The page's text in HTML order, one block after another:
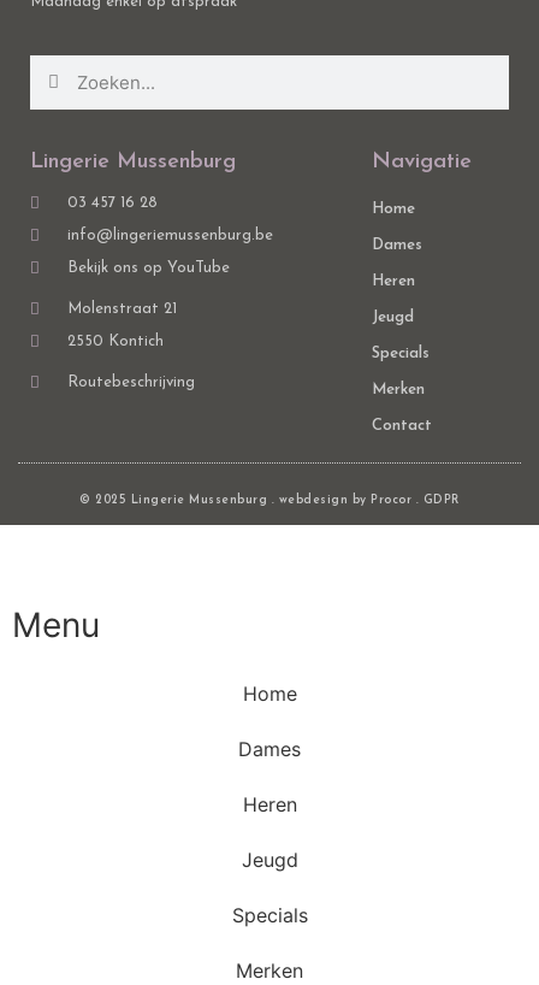
Navigatie
Home
Dames
Heren
Jeugd
Specials
Merken
Contact
Lingerie Mussenburg
03 457 16 28
info@lingeriemussenburg.be
Bekijk ons op YouTube
Molenstraat 21
2550 Kontich
Routebeschrijving
© 2025 Lingerie Mussenburg . webdesign by Procor . GDPR
Menu
Home
Dames
Heren
Jeugd
Specials
Merken